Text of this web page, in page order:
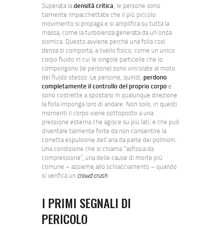
Superata ladensità critica, le persone sono
talmente impacchettate che il più piccolo
movimento si propaga e si amplifica su tutta la
massa, come la turbolenza generata da un’onda
sismica. Questo avviene perché una folla così
densa si comporta, a livello fisico, come un unico
corpo fluido in cui le singole particelle che lo
compongono (le persone) sono vincolate al moto
del fluido stesso. Le persone, quindi, perdono
completamente il controllo del proprio corpoe
sono costrette a spostarsi in qualunque direzione
la folla imponga loro di andare. Non solo, in questi
momenti il corpo viene sottoposto a una
pressione esterna che agisce su più lati, e che può
diventare talmente forte da non consentire la
corretta espulsione dell’aria da parte dei polmoni.
Una condizione che si chiama “asfissia da
compressione”, una delle cause di morte più
comune – assieme allo schiacciamento – quando
si verifica un crowd crush.
I PRIMI SEGNALI DI
PERICOLO